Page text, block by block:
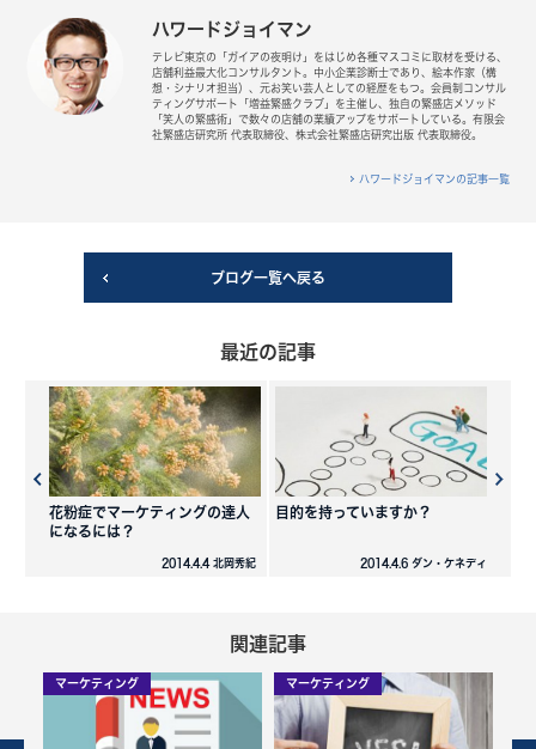
ハワードジョイマン
テレビ東京の「ガイアの夜明け」をはじめ各種マスコミに取材を受ける、
店舗利益最大化コンサルタント。中小企業診断士であり、絵本作家（構
想・シナリオ担当）、元お笑い芸人としての経歴をもつ。会員制コンサル
ティングサポート「増益繁盛クラブ」を主催し、独自の繁盛店メソッド
「笑人の繁盛術」で数々の店舗の業績アップをサポートしている。有限会
社繁盛店研究所 代表取締役、株式会社繁盛店研究出版 代表取締役。
ハワードジョイマンの記事一覧
ブログ一覧へ戻る
最近の記事
花粉症でマーケティングの達人
になるには？
2014.4.4 北岡秀紀
目的を持っていますか？
2014.4.6 ダン・ケネディ
関連記事
マーケティング マーケティング